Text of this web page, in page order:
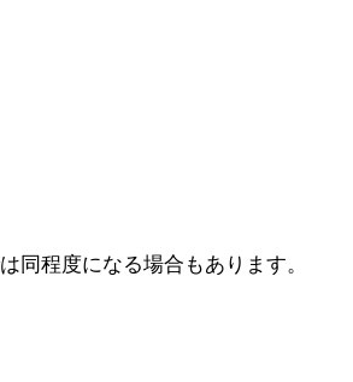
同程度になる場合もあります。